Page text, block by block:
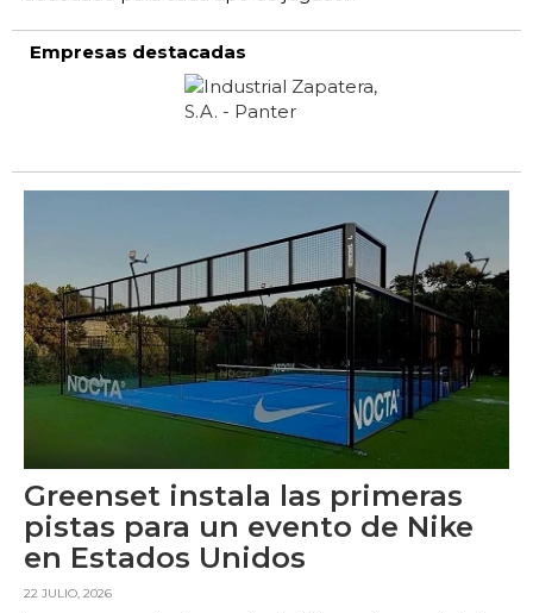
Empresas destacadas
Greenset instala las primeras
pistas para un evento de Nike
en Estados Unidos
22 JULIO, 2026